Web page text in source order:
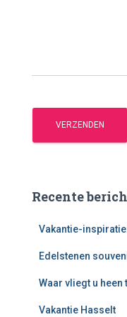
Recente
Vakantie-
Edelstenen
Waar vliegt u
Vakantie Hasselt